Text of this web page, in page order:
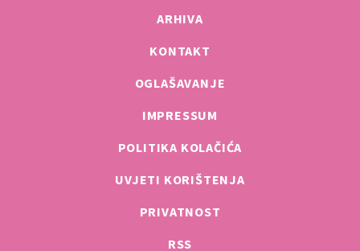
ARHIVA
KONTAKT
OGLAŠAVANJE
IMPRESSUM
POLITIKA KOLAČIĆA
UVJETI KORIŠTENJA
PRIVATNOST
RSS